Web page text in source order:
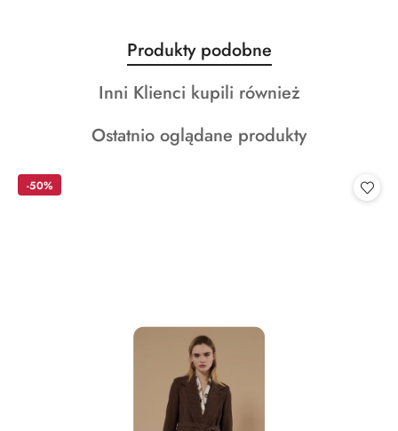
Pomiń karuzelę produktów
Produkty
o
statusie:
Produkty podobne
Produkty
statusie:
Inni Klienci kupili również
Produkty
Ostatnio oglądane produkty
-50%